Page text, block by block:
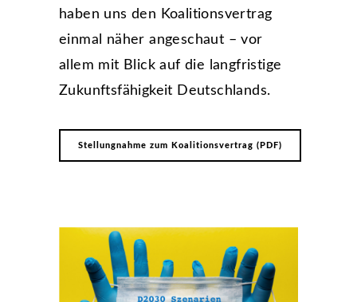
haben uns den Koalitionsvertrag
einmal näher angeschaut – vor
allem mit Blick auf die langfristige
Zukunftsfähigkeit Deutschlands.
Stellungnahme zum Koalitionsvertrag (PDF)